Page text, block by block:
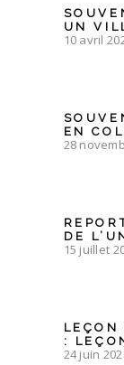
UN
10 avril
EN
28
DE
15 juillet
LEÇON
:
24 juin